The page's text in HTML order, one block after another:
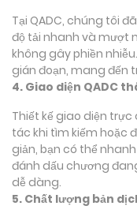
Tại QADC, chúng tôi
độ tải nhanh và mượt
không gây phiền
gián đoạn, mang đến
4. Giao diện QADC
Thiết kế giao diện
tác khi tìm kiếm hoặc
giản, bạn có thể
đánh dấu chương
dễ dàng.
5. Chất lượng bản